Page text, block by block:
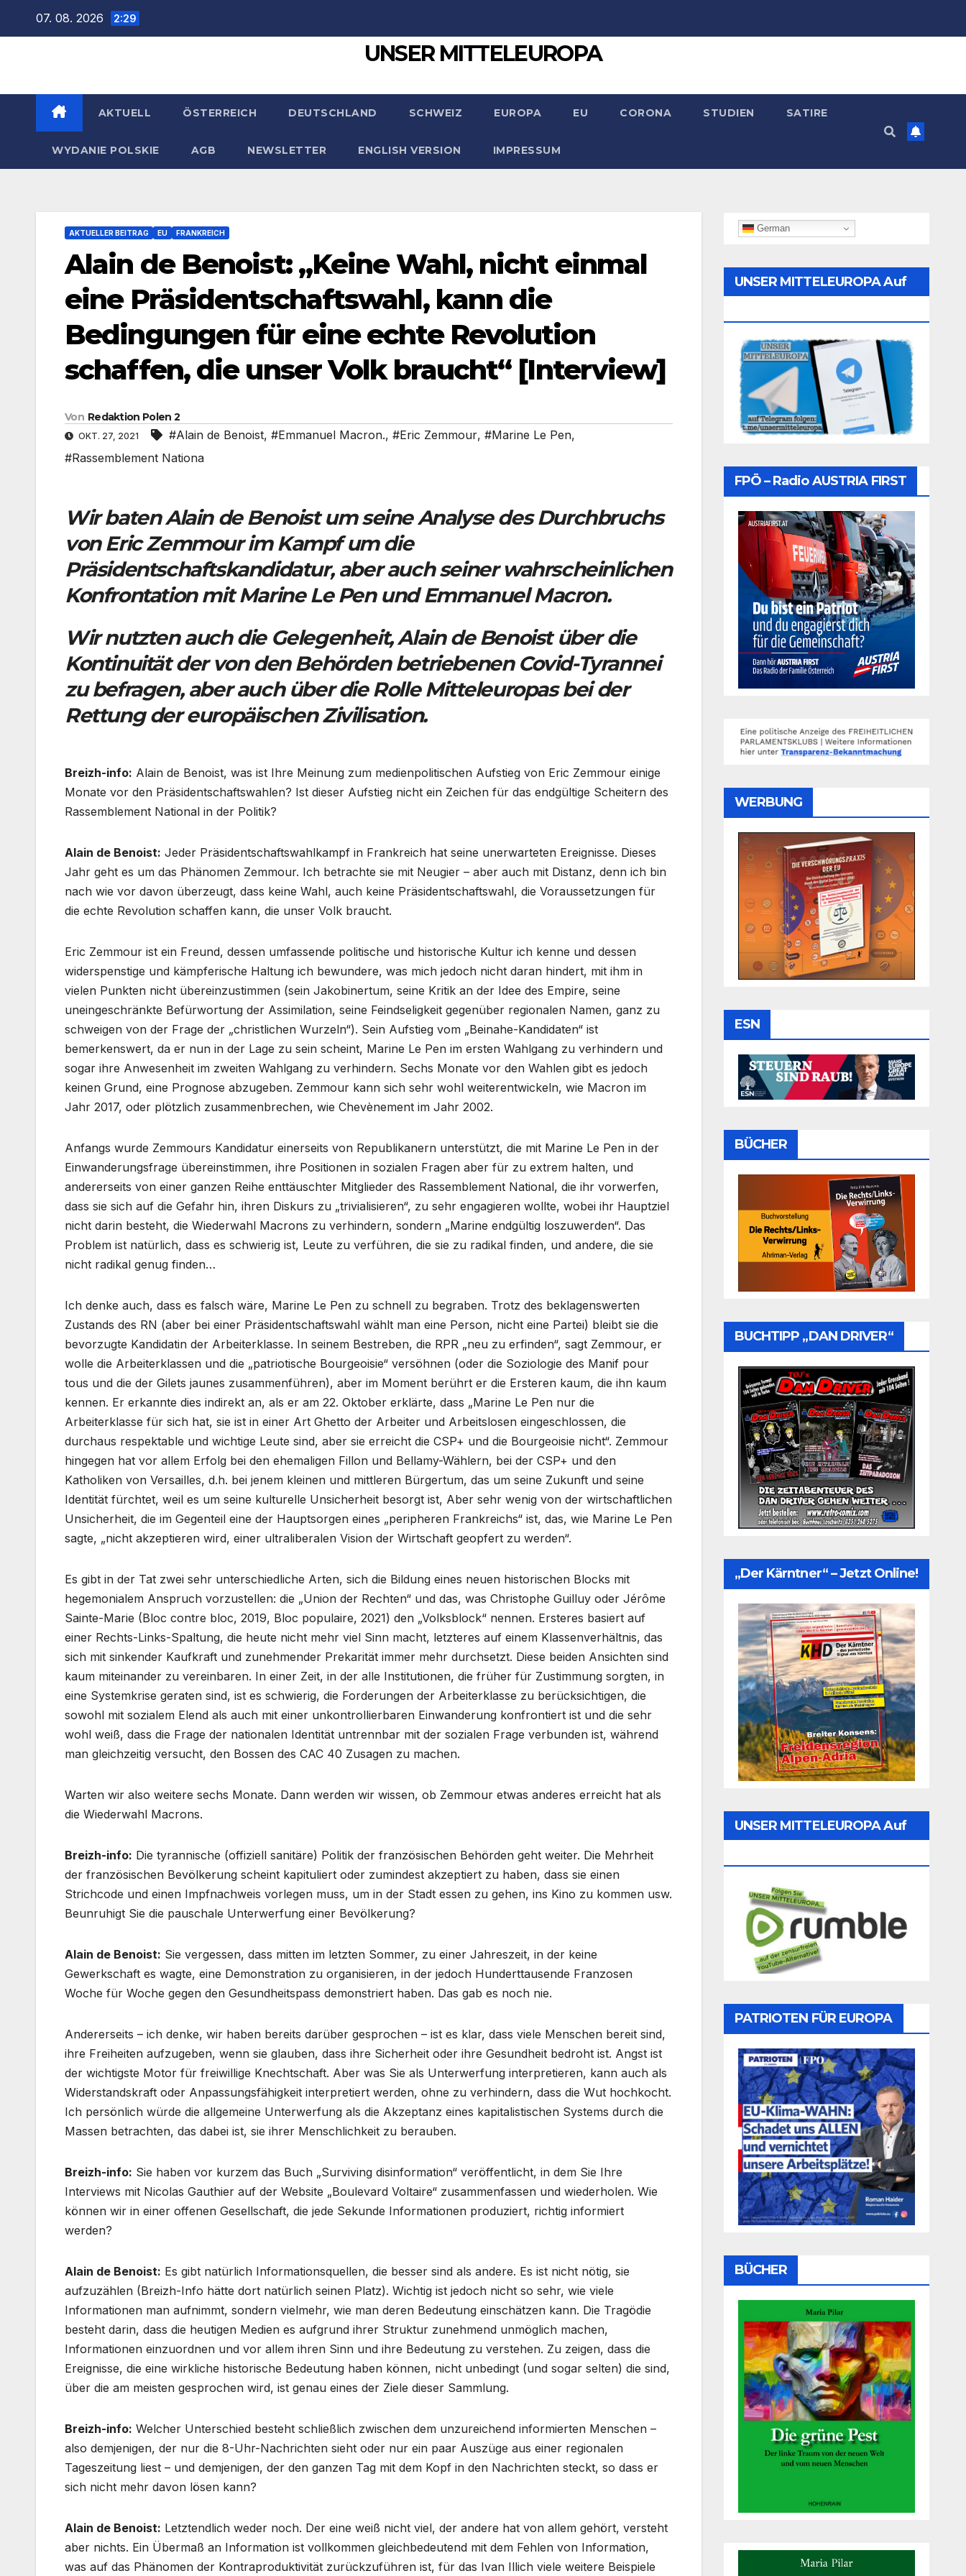
07. 08. 2026 2:29
UNSER MITTELEUROPA
AKTUELL ÖSTERREICH DEUTSCHLAND SCHWEIZ EUROPA EU CORONA STUDIEN SATIRE
WYDANIE POLSKIE AGB NEWSLETTER ENGLISH VERSION IMPRESSUM
AKTUELLER BEITRAG EU FRANKREICH
Alain de Benoist: „Keine Wahl, nicht einmal
eine Präsidentschaftswahl, kann die
Bedingungen für eine echte Revolution
schaffen, die unser Volk braucht“ [Interview]
Von Redaktion Polen 2
OKT. 27, 2021 #Alain de Benoist, #Emmanuel Macron., #Eric Zemmour, #Marine Le Pen,
#Rassemblement Nationa
Wir baten Alain de Benoist um seine Analyse des Durchbruchs
von Eric Zemmour im Kampf um die
Präsidentschaftskandidatur, aber auch seiner wahrscheinlichen
Konfrontation mit Marine Le Pen und Emmanuel Macron.
Wir nutzten auch die Gelegenheit,Alain de Benoistüber die
Kontinuität der von den Behörden betriebenen Covid-Tyrannei
zu befragen, aber auch über die Rolle Mitteleuropas bei der
Rettung der europäischen Zivilisation.
Breizh-info: Alain de Benoist, was ist Ihre Meinung zum medienpolitischen Aufstieg von Eric Zemmour einige
Monate vor den Präsidentschaftswahlen? Ist dieser Aufstieg nicht ein Zeichen für das endgültige Scheitern des
Rassemblement National in der Politik?
Alain de Benoist: Jeder Präsidentschaftswahlkampf in Frankreich hat seine unerwarteten Ereignisse. Dieses
Jahr geht es um das Phänomen Zemmour. Ich betrachte sie mit Neugier – aber auch mit Distanz, denn ich bin
nach wie vor davon überzeugt, dass keine Wahl, auch keine Präsidentschaftswahl, die Voraussetzungen für
die echte Revolution schaffen kann, die unser Volk braucht.
Eric Zemmour ist ein Freund, dessen umfassende politische und historische Kultur ich kenne und dessen
widerspenstige und kämpferische Haltung ich bewundere, was mich jedoch nicht daran hindert, mit ihm in
vielen Punkten nicht übereinzustimmen (sein Jakobinertum, seine Kritik an der Idee des Empire, seine
uneingeschränkte Befürwortung der Assimilation, seine Feindseligkeit gegenüber regionalen Namen, ganz zu
schweigen von der Frage der „christlichen Wurzeln“). Sein Aufstieg vom „Beinahe-Kandidaten“ ist
bemerkenswert, da er nun in der Lage zu sein scheint, Marine Le Pen im ersten Wahlgang zu verhindern und
sogar ihre Anwesenheit im zweiten Wahlgang zu verhindern. Sechs Monate vor den Wahlen gibt es jedoch
keinen Grund, eine Prognose abzugeben. Zemmour kann sich sehr wohl weiterentwickeln, wie Macron im
Jahr 2017, oder plötzlich zusammenbrechen, wie Chevènement im Jahr 2002.
Anfangs wurde Zemmours Kandidatur einerseits von Republikanern unterstützt, die mit Marine Le Pen in der
Einwanderungsfrage übereinstimmen, ihre Positionen in sozialen Fragen aber für zu extrem halten, und
andererseits von einer ganzen Reihe enttäuschter Mitglieder des Rassemblement National, die ihr vorwerfen,
dass sie sich auf die Gefahr hin, ihren Diskurs zu „trivialisieren“, zu sehr engagieren wollte, wobei ihr Hauptziel
nicht darin besteht, die Wiederwahl Macrons zu verhindern, sondern „Marine endgültig loszuwerden“. Das
Problem ist natürlich, dass es schwierig ist, Leute zu verführen, die sie zu radikal finden, und andere, die sie
nicht radikal genug finden…
Ich denke auch, dass es falsch wäre, Marine Le Pen zu schnell zu begraben. Trotz des beklagenswerten
Zustands des RN (aber bei einer Präsidentschaftswahl wählt man eine Person, nicht eine Partei) bleibt sie die
bevorzugte Kandidatin der Arbeiterklasse. In seinem Bestreben, die RPR „neu zu erfinden“, sagt Zemmour, er
wolle die Arbeiterklassen und die „patriotische Bourgeoisie“ versöhnen (oder die Soziologie des Manif pour
tous und die der Gilets jaunes zusammenführen), aber im Moment berührt er die Ersteren kaum, die ihn kaum
kennen. Er erkannte dies indirekt an, als er am 22. Oktober erklärte, dass „Marine Le Pen nur die
Arbeiterklasse für sich hat, sie ist in einer Art Ghetto der Arbeiter und Arbeitslosen eingeschlossen, die
durchaus respektable und wichtige Leute sind, aber sie erreicht die CSP+ und die Bourgeoisie nicht“. Zemmour
hingegen hat vor allem Erfolg bei den ehemaligen Fillon und Bellamy-Wählern, bei der CSP+ und den
Katholiken von Versailles, d.h. bei jenem kleinen und mittleren Bürgertum, das um seine Zukunft und seine
Identität fürchtet, weil es um seine kulturelle Unsicherheit besorgt ist, Aber sehr wenig von der wirtschaftlichen
Unsicherheit, die im Gegenteil eine der Hauptsorgen eines „peripheren Frankreichs“ ist, das, wie Marine Le Pen
sagte, „nicht akzeptieren wird, einer ultraliberalen Vision der Wirtschaft geopfert zu werden“.
Es gibt in der Tat zwei sehr unterschiedliche Arten, sich die Bildung eines neuen historischen Blocks mit
hegemonialem Anspruch vorzustellen: die „Union der Rechten“ und das, was Christophe Guilluy oder Jérôme
Sainte-Marie (Bloc contre bloc, 2019, Bloc populaire, 2021) den „Volksblock“ nennen. Ersteres basiert auf
einer Rechts-Links-Spaltung, die heute nicht mehr viel Sinn macht, letzteres auf einem Klassenverhältnis, das
sich mit sinkender Kaufkraft und zunehmender Prekarität immer mehr durchsetzt. Diese beiden Ansichten sind
kaum miteinander zu vereinbaren. In einer Zeit, in der alle Institutionen, die früher für Zustimmung sorgten, in
eine Systemkrise geraten sind, ist es schwierig, die Forderungen der Arbeiterklasse zu berücksichtigen, die
sowohl mit sozialem Elend als auch mit einer unkontrollierbaren Einwanderung konfrontiert ist und die sehr
wohl weiß, dass die Frage der nationalen Identität untrennbar mit der sozialen Frage verbunden ist, während
man gleichzeitig versucht, den Bossen des CAC 40 Zusagen zu machen.
Warten wir also weitere sechs Monate. Dann werden wir wissen, ob Zemmour etwas anderes erreicht hat als
die Wiederwahl Macrons.
Breizh-info: Die tyrannische (offiziell sanitäre) Politik der französischen Behörden geht weiter. Die Mehrheit
der französischen Bevölkerung scheint kapituliert oder zumindest akzeptiert zu haben, dass sie einen
Strichcode und einen Impfnachweis vorlegen muss, um in der Stadt essen zu gehen, ins Kino zu kommen usw.
Beunruhigt Sie die pauschale Unterwerfung einer Bevölkerung?
Alain de Benoist: Sie vergessen, dass mitten im letzten Sommer, zu einer Jahreszeit, in der keine
Gewerkschaft es wagte, eine Demonstration zu organisieren, in der jedoch Hunderttausende Franzosen
Woche für Woche gegen den Gesundheitspass demonstriert haben. Das gab es noch nie.
Andererseits – ich denke, wir haben bereits darüber gesprochen – ist es klar, dass viele Menschen bereit sind,
ihre Freiheiten aufzugeben, wenn sie glauben, dass ihre Sicherheit oder ihre Gesundheit bedroht ist. Angst ist
der wichtigste Motor für freiwillige Knechtschaft. Aber was Sie als Unterwerfung interpretieren, kann auch als
Widerstandskraft oder Anpassungsfähigkeit interpretiert werden, ohne zu verhindern, dass die Wut hochkocht.
Ich persönlich würde die allgemeine Unterwerfung als die Akzeptanz eines kapitalistischen Systems durch die
Massen betrachten, das dabei ist, sie ihrer Menschlichkeit zu berauben.
Breizh-info: Sie haben vor kurzem das Buch „Surviving disinformation“ veröffentlicht, in dem Sie Ihre
Interviews mit Nicolas Gauthier auf der Website „Boulevard Voltaire“ zusammenfassen und wiederholen. Wie
können wir in einer offenen Gesellschaft, die jede Sekunde Informationen produziert, richtig informiert
werden?
Alain de Benoist: Es gibt natürlich Informationsquellen, die besser sind als andere. Es ist nicht nötig, sie
aufzuzählen (Breizh-Info hätte dort natürlich seinen Platz). Wichtig ist jedoch nicht so sehr, wie viele
Informationen man aufnimmt, sondern vielmehr, wie man deren Bedeutung einschätzen kann. Die Tragödie
besteht darin, dass die heutigen Medien es aufgrund ihrer Struktur zunehmend unmöglich machen,
Informationen einzuordnen und vor allem ihren Sinn und ihre Bedeutung zu verstehen. Zu zeigen, dass die
Ereignisse, die eine wirkliche historische Bedeutung haben können, nicht unbedingt (und sogar selten) die sind,
über die am meisten gesprochen wird, ist genau eines der Ziele dieser Sammlung.
Breizh-info: Welcher Unterschied besteht schließlich zwischen dem unzureichend informierten Menschen –
also demjenigen, der nur die 8-Uhr-Nachrichten sieht oder nur ein paar Auszüge aus einer regionalen
Tageszeitung liest – und demjenigen, der den ganzen Tag mit dem Kopf in den Nachrichten steckt, so dass er
sich nicht mehr davon lösen kann?
Alain de Benoist: Letztendlich weder noch. Der eine weiß nicht viel, der andere hat von allem gehört, versteht
aber nichts. Ein Übermaß an Information ist vollkommen gleichbedeutend mit dem Fehlen von Information,
was auf das Phänomen der Kontraproduktivität zurückzuführen ist, für das Ivan Illich viele weitere Beispiele
German
UNSER MITTELEUROPA Auf
FPÖ – Radio AUSTRIA FIRST
WERBUNG
ESN
BÜCHER
BUCHTIPP „DAN DRIVER“
„Der Kärntner“ – Jetzt Online!
UNSER MITTELEUROPA Auf
PATRIOTEN FÜR EUROPA
BÜCHER